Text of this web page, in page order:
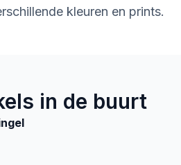
kleuren en prints.
in de buurt